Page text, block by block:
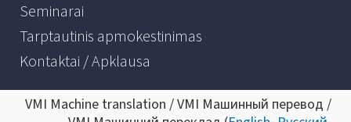
Seminarai
Tarptautinis apmokestinimas
Kontaktai / Apklausa
VMI Machine translation / VMI Машинный перевод /